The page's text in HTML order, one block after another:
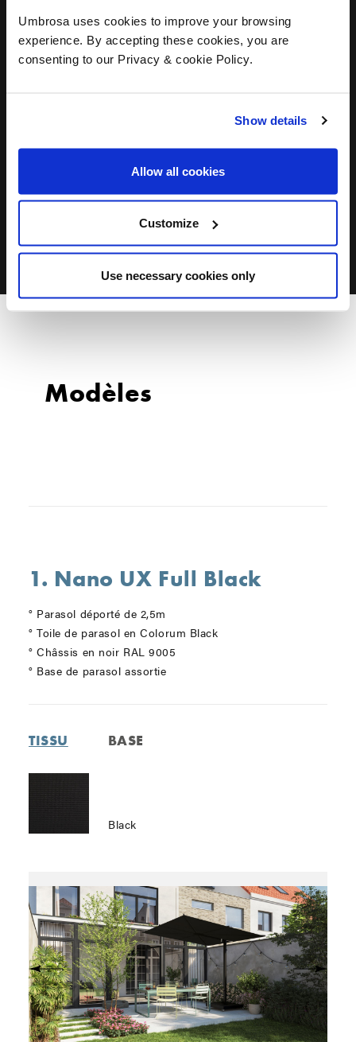
Umbrosa uses cookies to improve your browsing
experience. By accepting these cookies, you are
consenting to our Privacy & cookie Policy.
Show details
Allow all cookies
Customize
Use necessary cookies only
DÉCOUVREZ TOUS LES CONCEPTEURS
Modèles
1. Nano UX Full Black
° Parasol déporté de 2,5m
° Toile de parasol en Colorum Black
° Châssis en noir RAL 9005
° Base de parasol assortie
TISSU BASE
Black
pr̩c̩dent Suivant